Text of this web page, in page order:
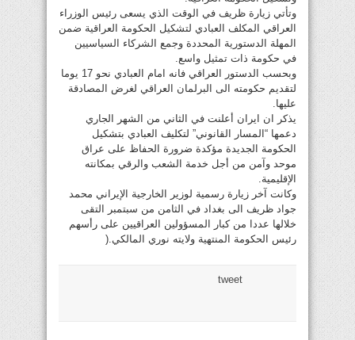
وتأتي زيارة ظريف في الوقت الذي يسعى رئيس الوزراء
العراقي المكلف العبادي لتشكيل الحكومة العراقية ضمن
المهلة الدستورية المحددة وجمع الشركاء السياسيين
في حكومة ذات تمثيل واسع.
وبحسب الدستور العراقي فانه امام العبادي نحو 17 يوما
لتقديم حكومته الى البرلمان العراقي لغرض المصادقة
عليها.
يذكر ان ايران أعلنت في الثاني من الشهر الجاري
دعمها “المسار القانوني” لتكليف العبادي بتشكيل
الحكومة الجديدة مؤكدة ضرورة الحفاظ على عراق
موحد وآمن من أجل خدمة الشعب والرقي بمكانته
الإقليمية.
وكانت آخر زيارة رسمية لوزير الخارجية الإيراني محمد
جواد ظريف الى بغداد في الثامن من سبتمبر التقى
خلالها عددا من كبار المسؤولين العراقيين على رأسهم
رئيس الحكومة المنتهية ولايته نوري المالكي.(
tweet